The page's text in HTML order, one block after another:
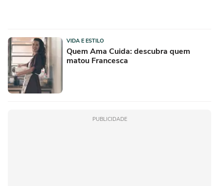
VIDA E ESTILO
Quem Ama Cuida: descubra quem
matou Francesca
PUBLICIDADE